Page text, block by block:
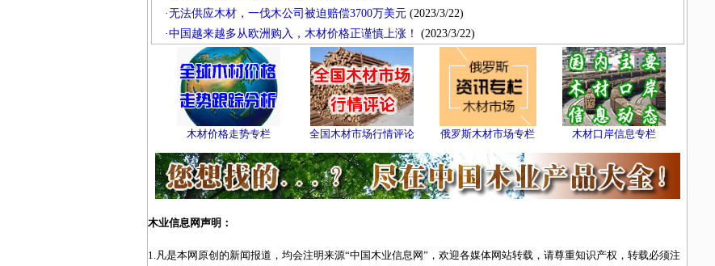
·无法供应木材，一伐木公司被迫赔偿3700万美元(2023/3/22)
·中国越来越多从欧洲购入，木材价格正谨慎上涨！ (2023/3/22)
木材价格走势专栏 全国木材市场行情评论 俄罗斯木材市场专栏 木材口岸信息专栏
木业信息网声明：
1.凡是本网原创的新闻报道，均会注明来源“中国木业信息网”，欢迎各媒体网站转载，请尊重知识产权，转载必须注